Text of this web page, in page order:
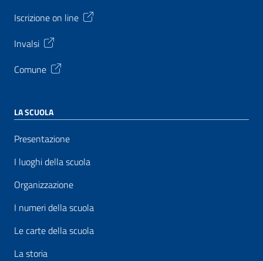
Iscrizione on line
Invalsi
Comune
LA SCUOLA
Presentazione
I luoghi della scuola
Organizzazione
I numeri della scuola
Le carte della scuola
La storia